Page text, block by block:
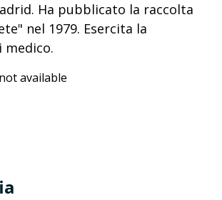
Ha pubblicato la raccolta
nel 1979. Esercita la
medico.
available